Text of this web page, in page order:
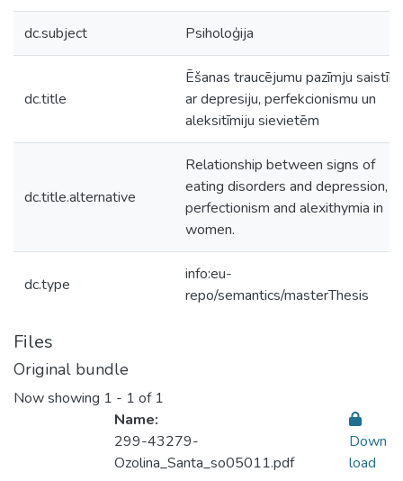
dc.subject Psiholoģija
dc.title
Ēšanas traucējumu pazīmju saistība
ar depresiju, perfekcionismu un
aleksitīmiju sievietēm
dc.title.alternative
Relationship between signs of
eating disorders and depression,
perfectionism and alexithymia in
women.
dc.type
info:eu-
repo/semantics/masterThesis
Files
Original bundle
Now showing 1 - 1 of 1
Name:
299-43279-
Ozolina_Santa_so05011.pdf
Down
load